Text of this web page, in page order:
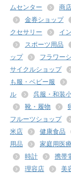
ムセンター
商
金券ショップ
クセサリー
イ
スポーツ用品
ップ
フラワー
サイクルショップ
も服・ベビー服
ル
呉服・和装
靴・履物
フルーツショップ
米店
健康食品
用品
家庭用医
時計
携帯
理容店
美